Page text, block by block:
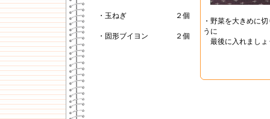
・玉ねぎ ２個
・固形ブイヨン ２個
・野菜を大きめに
うに
最後に入れましょ